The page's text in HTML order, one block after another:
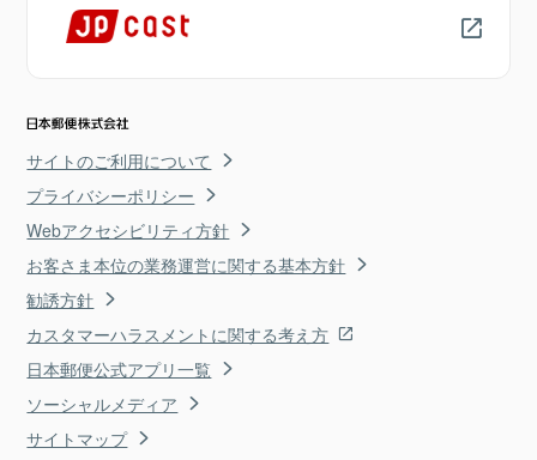
サイトのご利用について
プライバシーポリシー
Webアクセシビリティ方針
お客さま本位の業務運営に関する基本方針
勧誘方針
カスタマーハラスメントに関する考え方
日本郵便公式アプリ一覧
ソーシャルメディア
サイトマップ